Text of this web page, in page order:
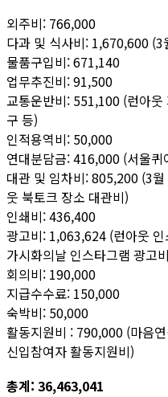
외주비: 766,000
다과 및 식사비: 1,670,600
물품구입비: 671,140
업무추진비: 91,500
교통운반비: 551,100 (런아웃
구 등)
인적용역비: 50,000
연대분담금: 416,000 (서울
대관 및 임차비: 805,200 (3
웃 북토크 장소 대관비)
인쇄비: 436,400
광고비: 1,063,624 (런아웃
가시화의날 인스타그램 광고
회의비: 190,000
지급수수료: 150,000
숙박비: 50,000
활동지원비 : 790,000 (마음
신입참여자 활동지원비)
총계: 36,463,041